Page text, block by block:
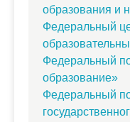
образования и
Федеральный
Федеральный
образование»
Федеральный